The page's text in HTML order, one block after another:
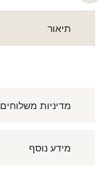
תיאור
מדיניות משלוחים
מידע נוסף